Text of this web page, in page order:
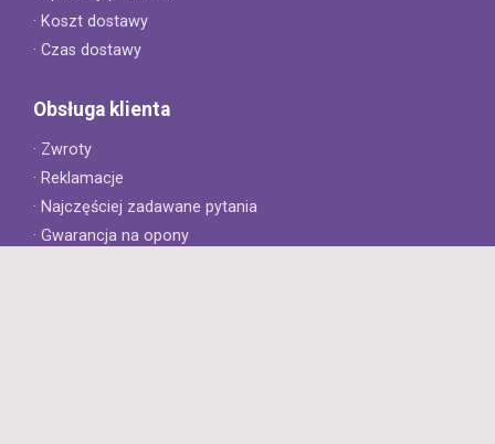
· Koszt dostawy
· Czas dostawy
Obsługa klienta
· Zwroty
· Reklamacje
· Najczęściej zadawane pytania
· Gwarancja na opony